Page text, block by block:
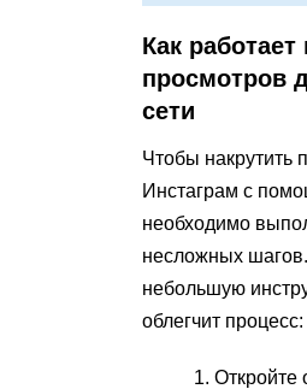
Как работает
просмотров
сети
Чтобы накрутить
Инстаграм с
необходимо
несложных
небольшую
облегчит процесс:
Откройте